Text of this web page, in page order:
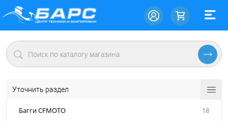
Уточнить раздел
Багги CFMOTO 18